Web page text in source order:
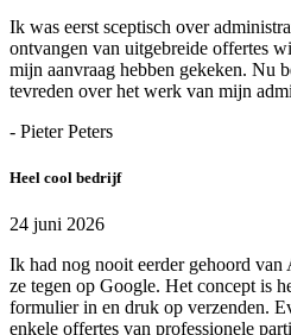
Ik was eerst sceptisch over
ontvangen van uitgebreide offertes
mijn aanvraag hebben gekeken. Nu
tevreden over het werk van mijn
- Pieter Peters
Heel cool bedrijf
24 juni 2026
Ik had nog nooit eerder gehoord
ze tegen op Google. Het concept is
formulier in en druk op verzenden.
enkele offertes van professionele